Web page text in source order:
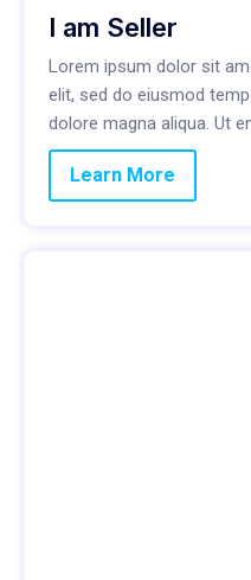
I am Seller
Lorem ipsum dolor sit
elit, sed do eiusmod
dolore magna aliqua. Ut
Learn More